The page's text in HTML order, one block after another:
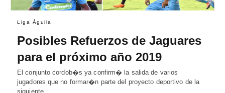
Liga Águila
Posibles Refuerzos de Jaguares
para el próximo año 2019
El conjunto cordob�s ya confirm� la salida de varios
jugadores que no formar�n parte del proyecto deportivo de la
siguiente…